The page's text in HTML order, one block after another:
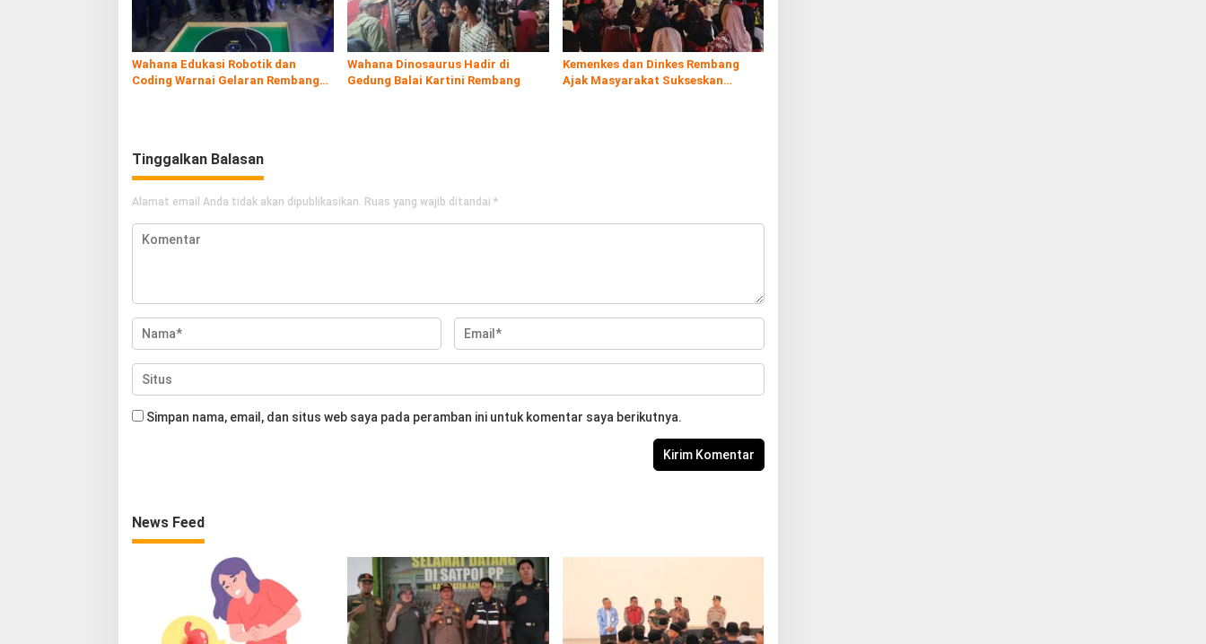
Wahana Edukasi Robotik dan
Coding Warnai Gelaran Rembang
Wahana Dinosaurus Hadir di
Gedung Balai Kartini Rembang
Kemenkes dan Dinkes Rembang
Ajak Masyarakat Sukseskan
Tinggalkan Balasan
Alamat email Anda tidak akan dipublikasikan. Ruas yang wajib ditandai *
Simpan nama, email, dan situs web saya pada peramban ini untuk komentar saya berikutnya.
News Feed